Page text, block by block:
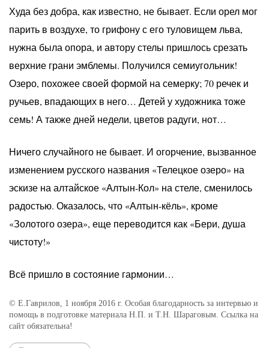
Худа без добра, как известно, не бывает. Если орел мог
парить в воздухе, то грифону с его туловищем льва,
нужна была опора, и автору стелы пришлось срезать
верхние грани эмблемы. Получился семиугольник!
Озеро, похожее своей формой на семерку; 70 речек и
ручьев, впадающих в него… Детей у художника тоже
семь! А также дней недели, цветов радуги, нот…
Ничего случайного не бывает. И огорчение, вызванное
изменением русского названия «Телецкое озеро» на
эскизе на алтайское «Алтын-Кол» на стеле, сменилось
радостью. Оказалось, что «Алтын-кёль», кроме
«Золотого озера», еще переводится как «Бери, душа
чистоту!»
Всё пришло в состояние гармонии…
© Е.Гаврилов, 1 ноября 2016 г. Особая благодарность за интервью и
помощь в подготовке материала Н.П. и Т.Н. Шараговым. Ссылка на
сайт обязательна!